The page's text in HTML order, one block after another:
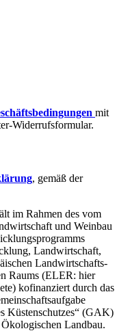
mit
Widerrufsformular.
, gemäß der
im Rahmen des vom
und Weinbau
Landwirt­schaft,
Land­wirtschafts­
Raums (ELER: hier
kofinanziert durch das
Küsten­schutzes“ (GAK)
Ökolo­gischen Landbau.